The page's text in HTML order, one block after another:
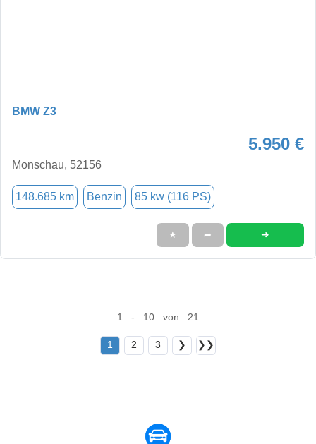
BMW Z3
5.950 €
Monschau, 52156
148.685 km Benzin 85 kw (116 PS)
★ ➦ ➜
1 - 10 von 21
1 2 3 ❯ ❯❯